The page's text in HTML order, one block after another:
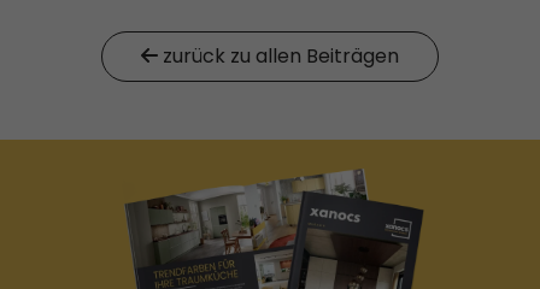
zurück zu allen Beiträgen